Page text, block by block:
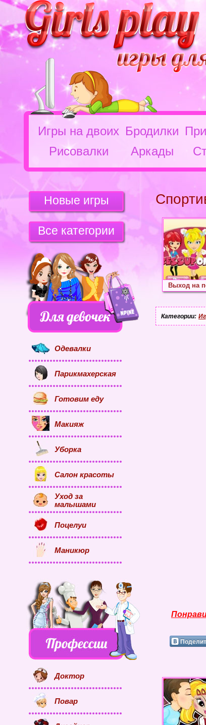
Игры на двоих Бродилки
Рисовалки
Аркады
Выход на
Категории:
Новые игры
Все категории
Одевалки
Парикмахерская
Готовим еду
Макияж
Уборка
Салон красоты
Уход за
малышами
Поцелуи
Маникюр
Доктор
Повар